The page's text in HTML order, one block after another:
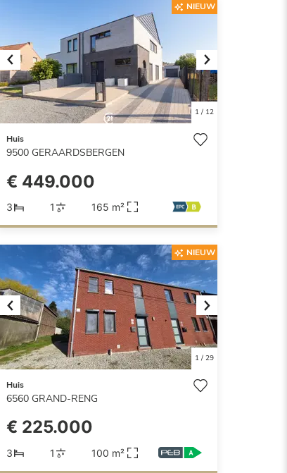
Previous Next
1/ 12
NIEUW
Huis
9500 GERAARDSBERGEN
€ 449.000
3 1 165 m²
Previous Next
1/ 29
NIEUW
Huis
6560 GRAND-RENG
€ 225.000
3 1 100 m²